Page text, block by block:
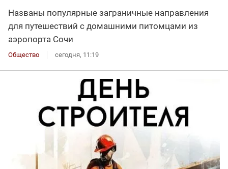
Названы популярные заграничные направления
для путешествий с домашними питомцами из
аэропорта Сочи
Общество сегодня, 11:19